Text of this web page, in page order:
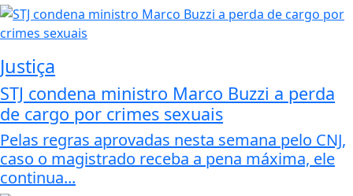
Justiça
STJ condena ministro Marco Buzzi a perda
de cargo por crimes sexuais
Pelas regras aprovadas nesta semana pelo CNJ,
caso o magistrado receba a pena máxima, ele
continua...